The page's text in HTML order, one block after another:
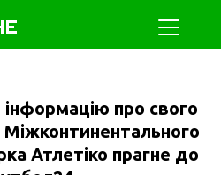
про свого
Міжконтинентального
Атлетіко прагне до